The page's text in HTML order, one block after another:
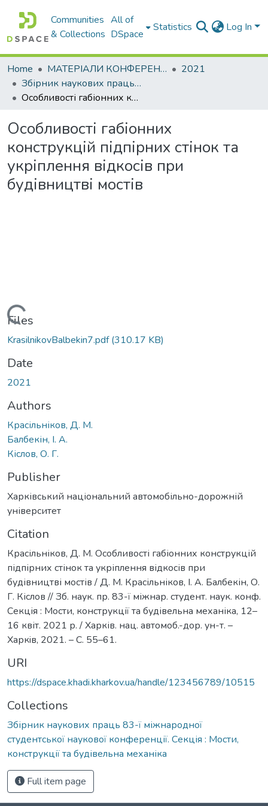
Communities
& Collections
All of
DSpace
Statistics Log In
Home МАТЕРІАЛИ КОНФЕРЕНЦІЙ
2021
Збірник наукових праць 83-ї міжнародної студентської наукової конференції. Секція : Мости, конструкції та будівельна механіка
Особливості габіонних конструкцій підпірних стінок та укріплення відкосів при будівництві мостів
Особливості габіонних
конструкцій підпірних стінок та
укріплення відкосів при
будівництві мостів
Loading...
Files
KrasilnikovBalbekin7.pdf(310.17 KB)
Date
2021
Authors
Красільніков, Д. М.
Балбекін, І. А.
Кіслов, О. Г.
Publisher
Харківський національний автомобільно-дорожній
університет
Citation
Красільніков, Д. М. Особливості габіонних конструкцій
підпірних стінок та укріплення відкосів при
будівництві мостів / Д. М. Красільніков, І. А. Балбекін, О.
Г. Кіслов // Зб. наук. пр. 83-ї міжнар. студент. наук. конф.
Секція : Мости, конструкції та будівельна механіка, 12–
16 квіт. 2021 р. / Харків. нац. автомоб.-дор. ун-т. –
Харкiв, 2021. – С. 55–61.
URI
https://dspace.khadi.kharkov.ua/handle/123456789/10515
Collections
Збірник наукових праць 83-ї міжнародної
студентської наукової конференції. Секція : Мости,
конструкції та будівельна механіка
Full item page